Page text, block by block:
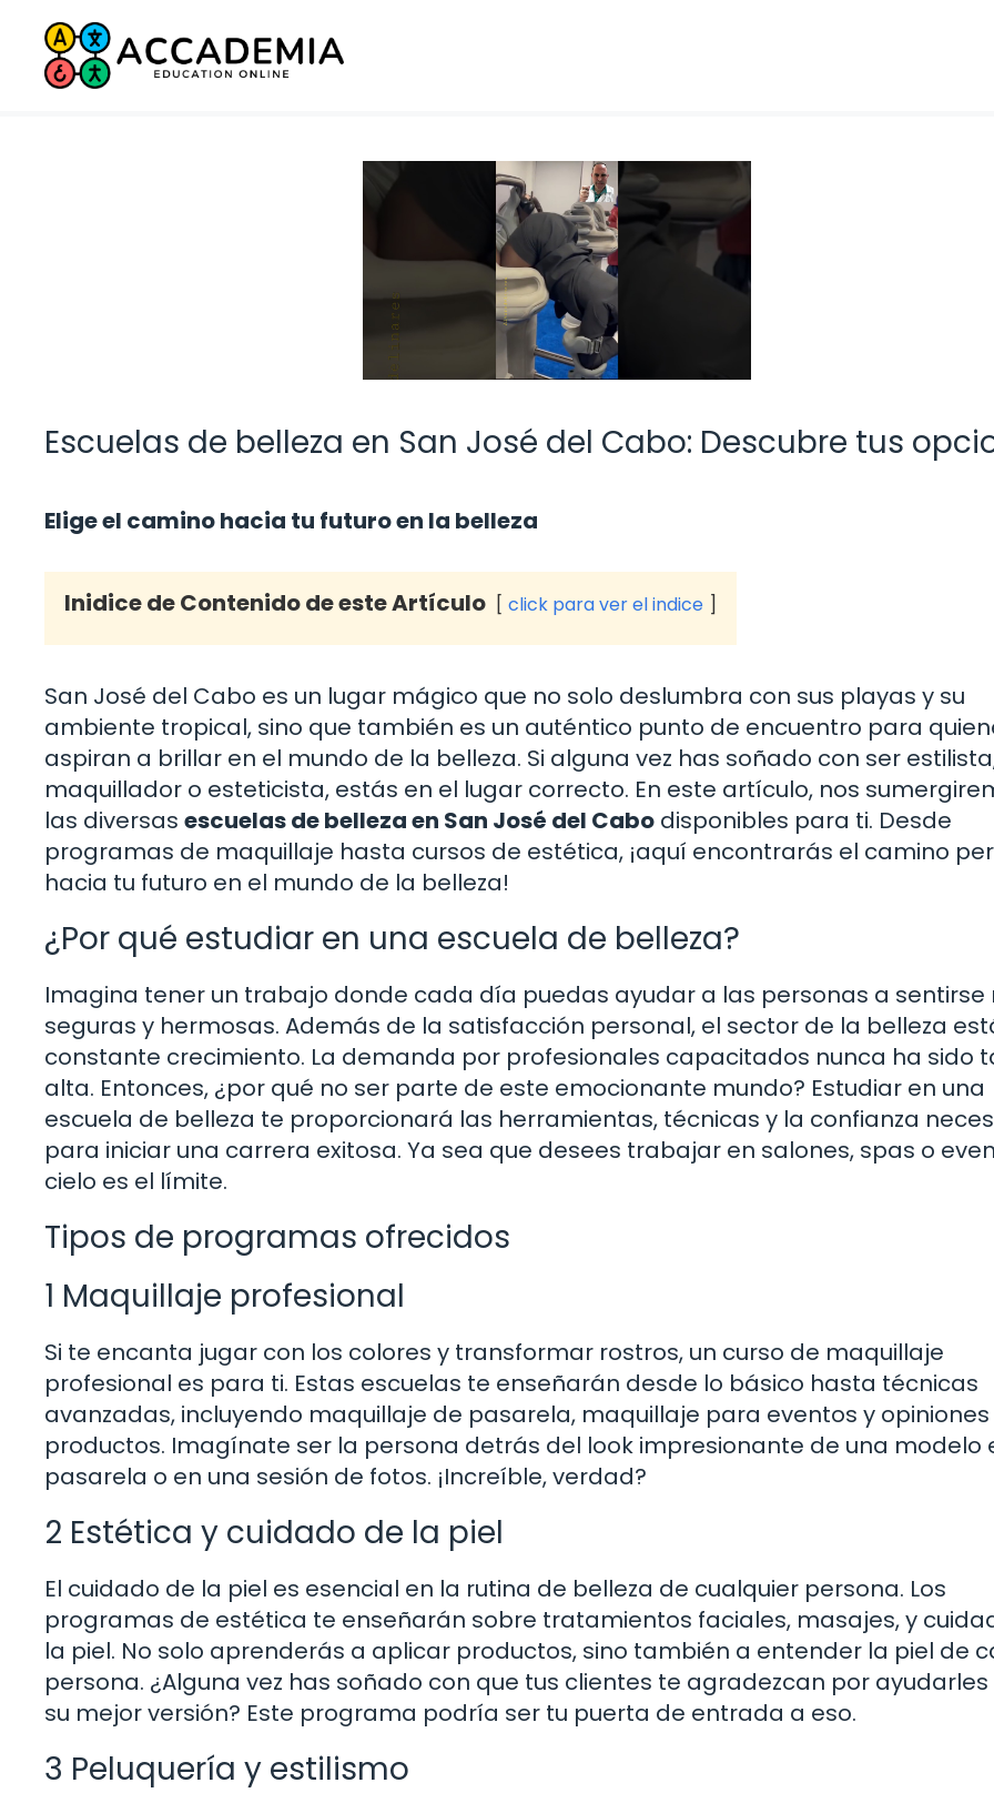
Saltar
contenido
Escuelas de belleza en San José del Cabo: Descubre tus
Elige el camino hacia tu futuro en la belleza
Inidice de Contenido de este Artículo click para ver el indice
San José del Cabo es un lugar mágico que no solo deslumbra con sus playas y su
ambiente tropical, sino que también es un auténtico punto de encuentro para
aspiran a brillar en el mundo de la belleza. Si alguna vez has soñado con ser
maquillador o esteticista, estás en el lugar correcto. En este artículo, nos
las diversas escuelas de belleza en San José del Cabo disponibles para ti. Desde
programas de maquillaje hasta cursos de estética, ¡aquí encontrarás el camino
hacia tu futuro en el mundo de la belleza!
¿Por qué estudiar en una escuela de belleza?
Imagina tener un trabajo donde cada día puedas ayudar a las personas a sentirse
seguras y hermosas. Además de la satisfacción personal, el sector de la belleza
constante crecimiento. La demanda por profesionales capacitados nunca ha sido
alta. Entonces, ¿por qué no ser parte de este emocionante mundo? Estudiar en una
escuela de belleza te proporcionará las herramientas, técnicas y la confianza
para iniciar una carrera exitosa. Ya sea que desees trabajar en salones, spas o
cielo es el límite.
Tipos de programas ofrecidos
1 Maquillaje profesional
Si te encanta jugar con los colores y transformar rostros, un curso de maquillaje
profesional es para ti. Estas escuelas te enseñarán desde lo básico hasta técnicas
avanzadas, incluyendo maquillaje de pasarela, maquillaje para eventos y
productos. Imagínate ser la persona detrás del look impresionante de una modelo
pasarela o en una sesión de fotos. ¡Increíble, verdad?
2 Estética y cuidado de la piel
El cuidado de la piel es esencial en la rutina de belleza de cualquier persona. Los
programas de estética te enseñarán sobre tratamientos faciales, masajes, y
la piel. No solo aprenderás a aplicar productos, sino también a entender la piel de
persona. ¿Alguna vez has soñado con que tus clientes te agradezcan por ayudarles
su mejor versión? Este programa podría ser tu puerta de entrada a eso.
3 Peluquería y estilismo